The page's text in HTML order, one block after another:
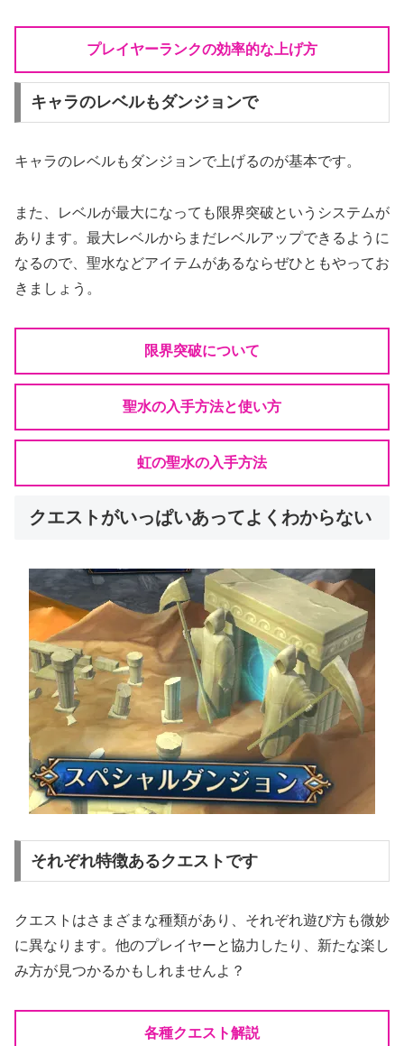
プレイヤーランクの効率的な上げ方
キャラのレベルもダンジョンで
キャラのレベルもダンジョンで上げるのが基本です。
また、レベルが最大になっても限界突破というシステムが
あります。最大レベルからまだレベルアップできるように
なるので、聖水などアイテムがあるならぜひともやってお
きましょう。
限界突破について
聖水の入手方法と使い方
虹の聖水の入手方法
クエストがいっぱいあってよくわからない
それぞれ特徴あるクエストです
クエストはさまざまな種類があり、それぞれ遊び方も微妙
に異なります。他のプレイヤーと協力したり、新たな楽し
み方が見つかるかもしれませんよ？
各種クエスト解説